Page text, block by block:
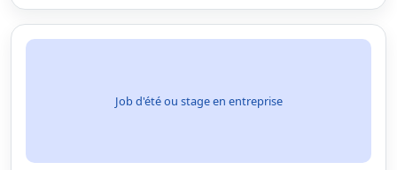
Job d'été ou stage en entreprise